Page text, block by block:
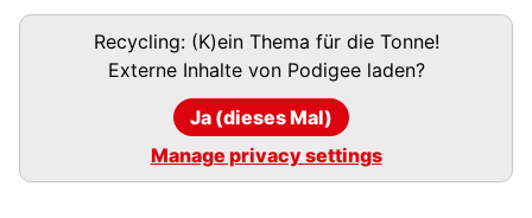
Podigee-Recycling: (K)ein Thema für die Tonne!
Externe Inhalte von Podigeeladen?
Ja (dieses Mal)
Manage privacy settings